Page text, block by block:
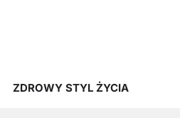
ZDROWY STYL ŻYCIA